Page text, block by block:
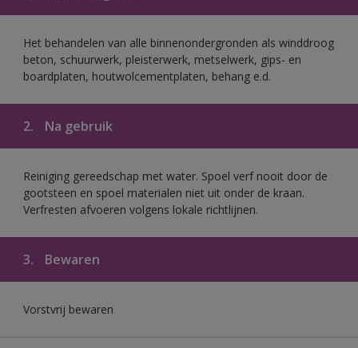
Het behandelen van alle binnenondergronden als winddroog
beton, schuurwerk, pleisterwerk, metselwerk, gips- en
boardplaten, houtwolcementplaten, behang e.d.
2. Na gebruik
Reiniging gereedschap met water. Spoel verf nooit door de
gootsteen en spoel materialen niet uit onder de kraan.
Verfresten afvoeren volgens lokale richtlijnen.
3. Bewaren
Vorstvrij bewaren